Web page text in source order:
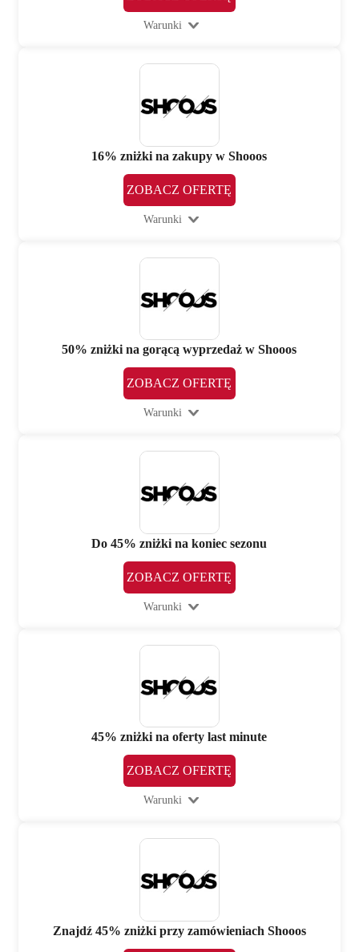
Warunki
16% zniżki na zakupy w Shooos
ZOBACZ OFERTĘ
Warunki
50% zniżki na gorącą wyprzedaż w Shooos
ZOBACZ OFERTĘ
Warunki
Do 45% zniżki na koniec sezonu
ZOBACZ OFERTĘ
Warunki
45% zniżki na oferty last minute
ZOBACZ OFERTĘ
Warunki
Znajdź 45% zniżki przy zamówieniach Shooos